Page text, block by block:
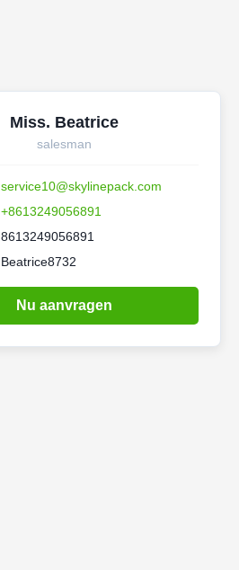
Miss. Beatrice
salesman
service10@skylinepack.com
+8613249056891
8613249056891
Beatrice8732
Nu aanvragen